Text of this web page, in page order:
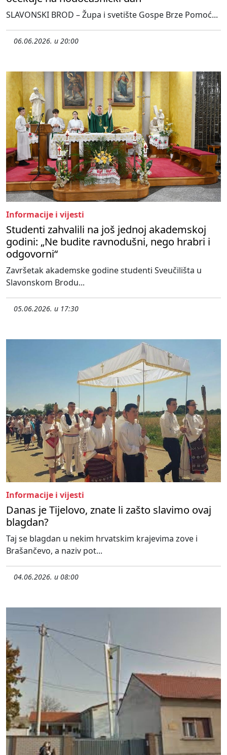
SLAVONSKI BROD – Župa i svetište Gospe Brze Pomoć...
06.06.2026. u 20:00
Informacije i vijesti
Studenti zahvalili na još jednoj akademskoj
godini: „Ne budite ravnodušni, nego hrabri i
odgovorni“
Završetak akademske godine studenti Sveučilišta u
Slavonskom Brodu...
05.06.2026. u 17:30
Informacije i vijesti
Danas je Tijelovo, znate li zašto slavimo ovaj
blagdan?
Taj se blagdan u nekim hrvatskim krajevima zove i
Brašančevo, a naziv pot...
04.06.2026. u 08:00